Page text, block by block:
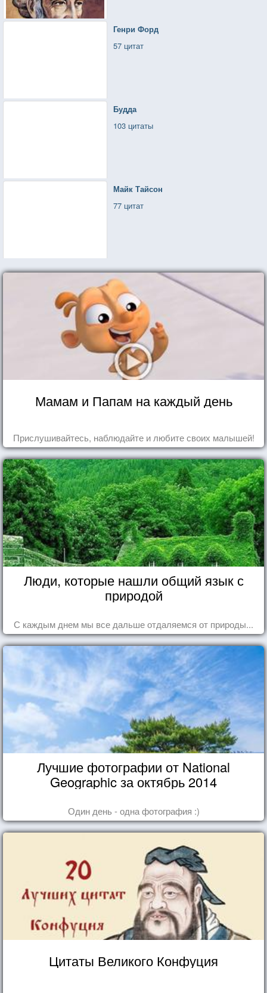
Генри Форд
57 цитат
Будда
103 цитаты
Майк Тайсон
77 цитат
Мамам и Папам на каждый день
Прислушивайтесь, наблюдайте и любите своих малышей!
Люди, которые нашли общий язык с
природой
С каждым днем мы все дальше отдаляемся от природы...
Лучшие фотографии от National
Geographic за октябрь 2014
Один день - одна фотография :)
Цитаты Великого Конфуция